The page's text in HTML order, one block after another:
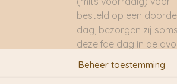
Beheer toestemming
besteld op een
dag, bezorgen zij
dezelfde dag in de
Brievenbuspakjes de
dag. En waar mogelijk